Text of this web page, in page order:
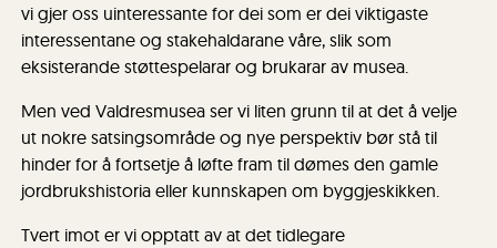
vi gjer oss uinteressante for dei som er dei viktigaste
interessentane og stakehaldarane våre, slik som
eksisterande støttespelarar og brukarar av musea.
Men ved Valdresmusea ser vi liten grunn til at det å velje
ut nokre satsingsområde og nye perspektiv bør stå til
hinder for å fortsetje å løfte fram til dømes den gamle
jordbrukshistoria eller kunnskapen om byggjeskikken.
Tvert imot er vi opptatt av at det tidlegare